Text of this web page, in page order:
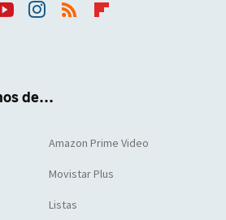
de...
Amazon Prime Video
Movistar Plus
Listas